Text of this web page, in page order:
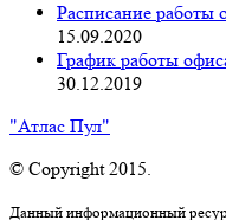
Расписание работы
15.09.2020
График работы
30.12.2019
"Атлас Пул"
© Copyright 2015.
Данный информационный